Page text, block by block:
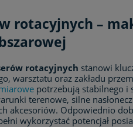
rotacyjnych –
rotacyjnych stanowi
warsztatu oraz zakładu
potrzebują stabilnego i
terenowe, silne
akcesoriów. Odpowiednio
wykorzystać potencjał